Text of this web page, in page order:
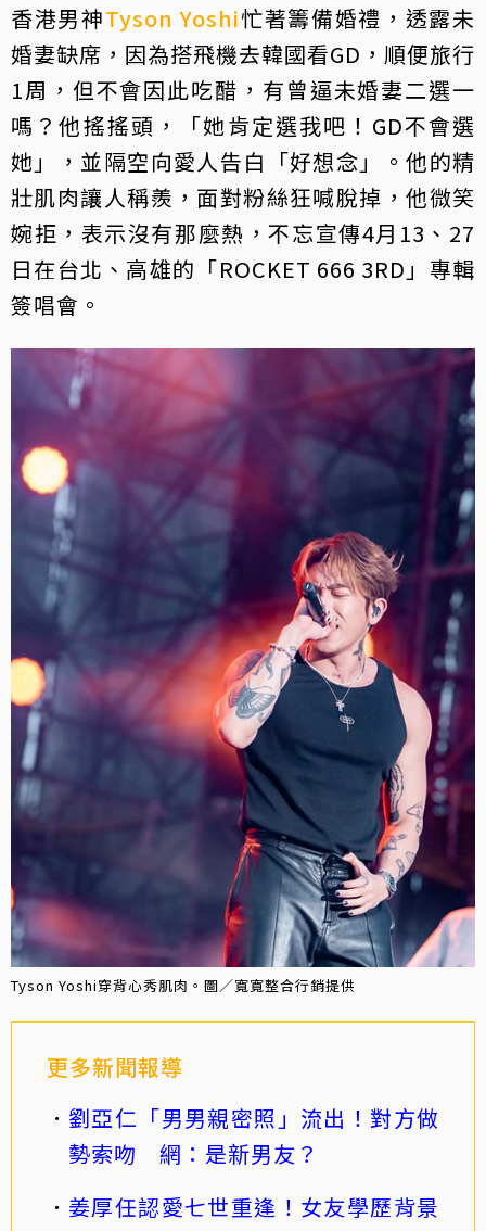
香港男神Tyson Yoshi忙著籌備婚禮，透露未
婚妻缺席，因為搭飛機去韓國看GD，順便旅行
1周，但不會因此吃醋，有曾逼未婚妻二選一
嗎？他搖搖頭，「她肯定選我吧！GD不會選
她」，並隔空向愛人告白「好想念」。他的精
壯肌肉讓人稱羨，面對粉絲狂喊脫掉，他微笑
婉拒，表示沒有那麼熱，不忘宣傳4月13、27
日在台北、高雄的「ROCKET 666 3RD」專輯
簽唱會。
Tyson Yoshi穿背心秀肌肉。圖／寬寬整合行銷提供
更多新聞報導
劉亞仁「男男親密照」流出！對方做
勢索吻 網：是新男友？
姜厚任認愛七世重逢！女友學歷背景